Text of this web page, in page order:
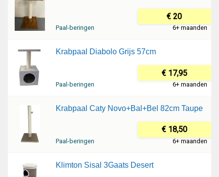
€ 20
Paal-beringen 6+ maanden
Krabpaal Diabolo Grijs 57cm
€ 17,95
Paal-beringen 6+ maanden
Krabpaal Caty Novo+Bal+Bel 82cm Taupe
€ 18,50
Paal-beringen 6+ maanden
Klimton Sisal 3Gaats Desert